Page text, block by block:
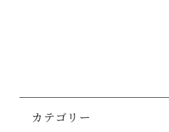
カテゴリー